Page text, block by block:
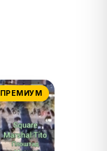
ПРЕМИУМ